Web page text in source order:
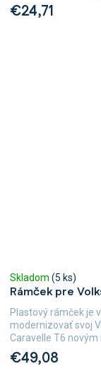
€24,71
Rámček pre
Skladom (5 ks)
€49,08
Plastový rámček je
modernizovať svoj
Caravelle T6 novým